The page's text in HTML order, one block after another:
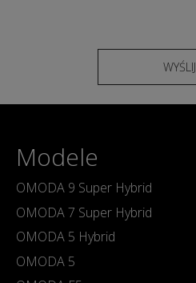
WYŚLIJ
Modele
OMODA 9 Super Hybrid
OMODA 7 Super Hybrid
OMODA 5 Hybrid
OMODA 5